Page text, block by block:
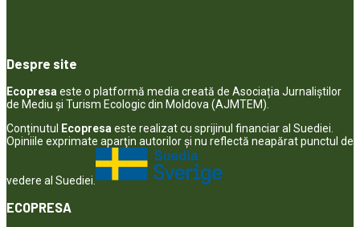
Despre site
Ecopresa este o platformă media creată de Asociația Jurnaliștilor
de Mediu și Turism Ecologic din Moldova (AJMTEM).
Conținutul
Ecopresa este realizat cu sprijinul financiar al Suediei.
Opiniile exprimate aparţin autorilor şi nu reflectă neapărat punctul de
vedere al Suediei.
ECOPRESA